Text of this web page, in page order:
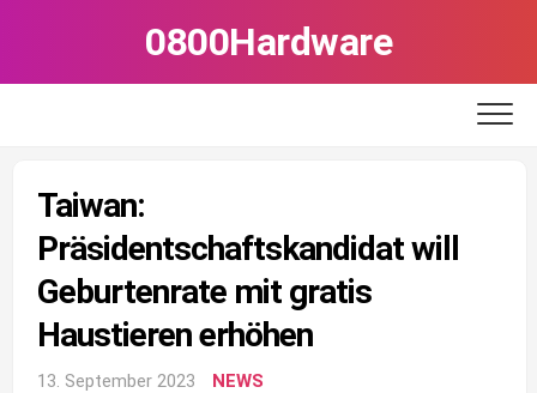
0800Hardware
Taiwan:
Präsidentschaftskandidat will
Geburtenrate mit gratis
Haustieren erhöhen
13. September 2023 NEWS